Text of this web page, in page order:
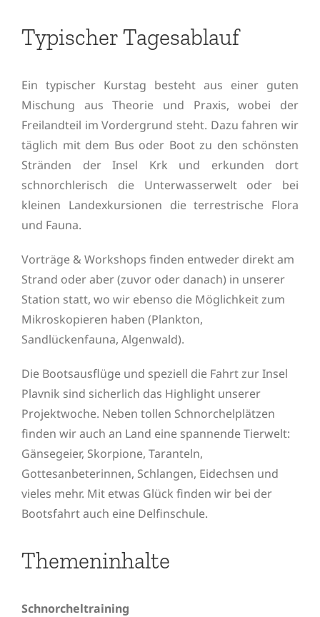
Typischer Tagesablauf
Ein typischer Kurstag besteht aus einer guten
Mischung aus Theorie und Praxis, wobei der
Freilandteil im Vordergrund steht. Dazu fahren wir
täglich mit dem Bus oder Boot zu den schönsten
Stränden der Insel Krk und erkunden dort
schnorchlerisch die Unterwasserwelt oder bei
kleinen Landexkursionen die terrestrische Flora
und Fauna.
Vorträge & Workshops finden entweder direkt am
Strand oder aber (zuvor oder danach) in unserer
Station statt, wo wir ebenso die Möglichkeit zum
Mikroskopieren haben (Plankton,
Sandlückenfauna, Algenwald).
Die Bootsausflüge und speziell die Fahrt zur Insel
Plavnik sind sicherlich das Highlight unserer
Projektwoche. Neben tollen Schnorchelplätzen
finden wir auch an Land eine spannende Tierwelt:
Gänsegeier, Skorpione, Taranteln,
Gottesanbeterinnen, Schlangen, Eidechsen und
vieles mehr. Mit etwas Glück finden wir bei der
Bootsfahrt auch eine Delfinschule.
Themeninhalte
Schnorcheltraining